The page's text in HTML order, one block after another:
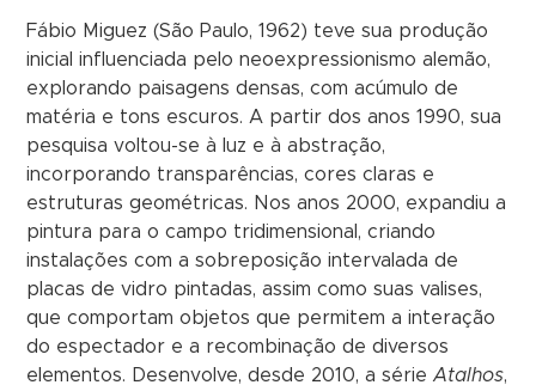
Fábio Miguez (São Paulo, 1962) teve sua produção
inicial influenciada pelo neoexpressionismo alemão,
explorando paisagens densas, com acúmulo de
matéria e tons escuros. A partir dos anos 1990, sua
pesquisa voltou-se à luz e à abstração,
incorporando transparências, cores claras e
estruturas geométricas. Nos anos 2000, expandiu a
pintura para o campo tridimensional, criando
instalações com a sobreposição intervalada de
placas de vidro pintadas, assim como suas valises,
que comportam objetos que permitem a interação
do espectador e a recombinação de diversos
elementos. Desenvolve, desde 2010, a sérieAtalhos,